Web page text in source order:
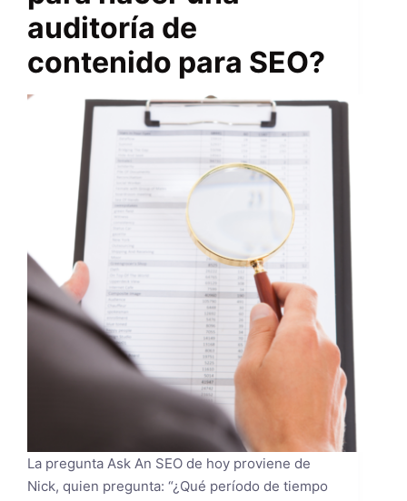
auditoría de
contenido para SEO?
La pregunta Ask An SEO de hoy proviene de
Nick, quien pregunta: “¿Qué período de tiempo